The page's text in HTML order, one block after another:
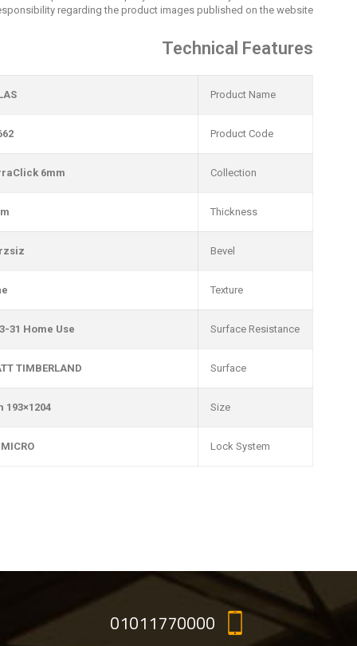
regarding the product images published on the website.
Technical Features
Product Name
Product Code
Collection
6mm
Thickness
Bevel
Texture
Surface Resistance
31 Home Use
Surface
TIMBERLAND
Size
1204×193 mm
Lock System
01011770000